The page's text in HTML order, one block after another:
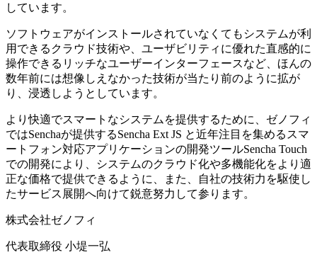
しています。
ソフトウェアがインストールされていなくてもシステムが利
用できるクラウド技術や、ユーザビリティに優れた直感的に
操作できるリッチなユーザーインターフェースなど、ほんの
数年前には想像しえなかった技術が当たり前のように拡が
り、浸透しようとしています。
より快適でスマートなシステムを提供するために、ゼノフィ
ではSenchaが提供するSencha Ext JS と近年注目を集めるスマ
ートフォン対応アプリケーションの開発ツールSencha Touch
での開発により、システムのクラウド化や多機能化をより適
正な価格で提供できるように、また、自社の技術力を駆使し
たサービス展開へ向けて鋭意努力して参ります。
株式会社ゼノフィ
代表取締役 小堤一弘